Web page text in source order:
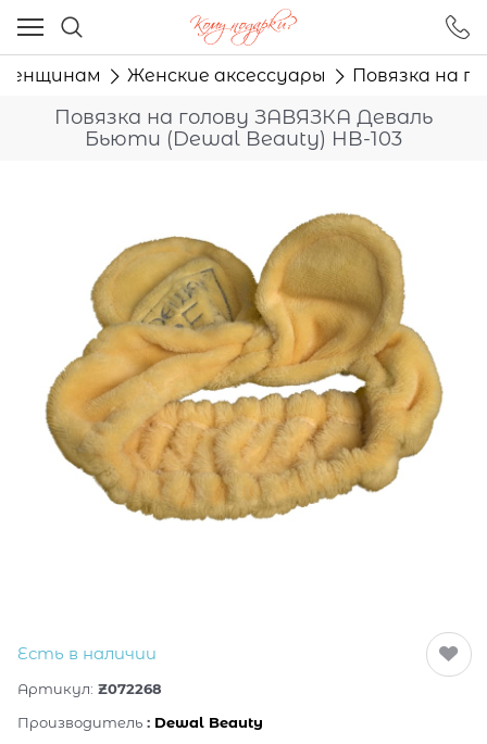
Женские аксессуары Повязка на
Повязка на голову ЗАВЯЗКА Деваль
Бьюти (Dewal Beauty) HB-103
Есть в наличии
Артикул: Z072268
Производитель : Dewal Beauty
Ваш город - Москва,
угадали?
ДА НЕТ